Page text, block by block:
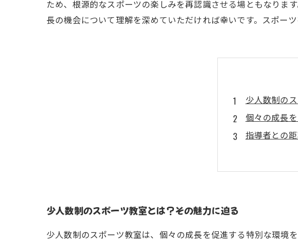
ため、根源的なスポーツの楽しみを再認識させる場ともなりま
長の機会について理解を深めていただければ幸いです。スポー
少人数制の
個々の成長
指導者との
共同体験が
少人数制で
少人数制のスポーツ教室とは？その魅力に迫る
少人数制のスポーツ教室は、個々の成長を促進する特別な環境